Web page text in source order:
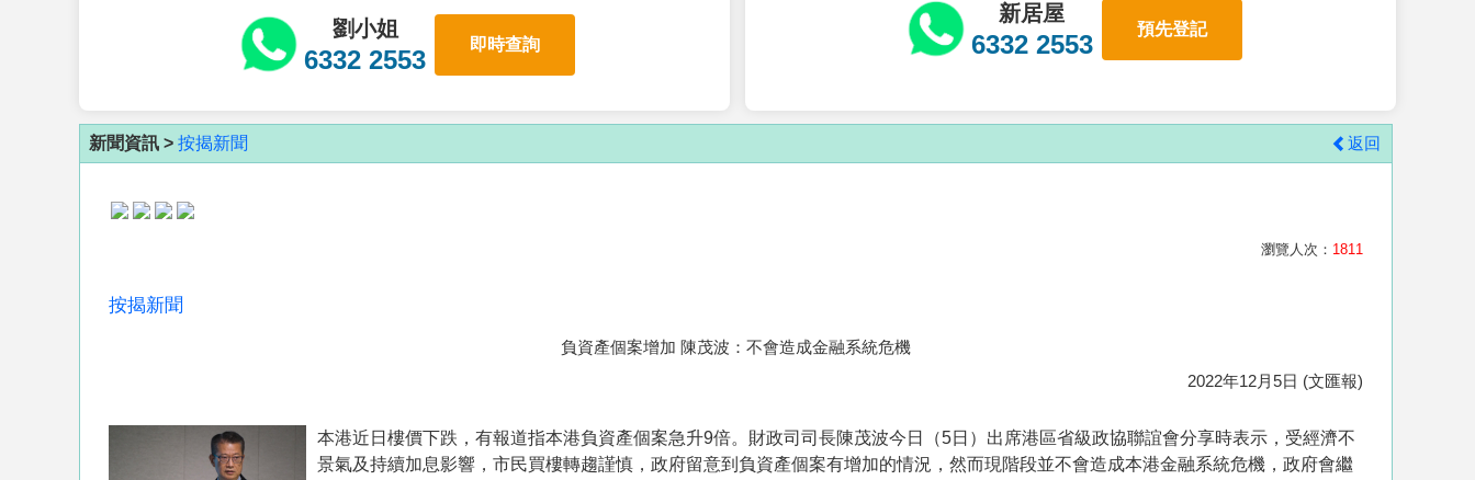
劉小姐
6332 2553
即時查詢
新居屋
6332 2553
預先登記
新聞資訊 > 按揭新聞 返回
瀏覽人次： 1811
按揭新聞
負資產個案增加 陳茂波：不會造成金融系統危機
2022年12月5日 (文匯報)
本港近日樓價下跌，有報道指本港負資產個案急升9倍。財政司司長陳茂波今日（5日）出席港區省級政協聯誼會分享時表示，受經濟不
景氣及持續加息影響，市民買樓轉趨謹慎，政府留意到負資產個案有增加的情況，然而現階段並不會造成本港金融系統危機，政府會繼